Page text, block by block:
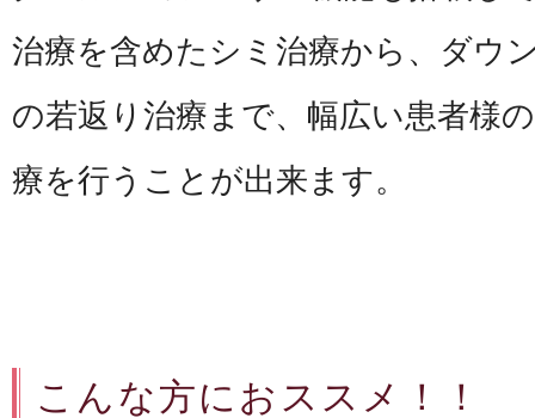
治療を含めたシミ治療から、ダウ
の若返り治療まで、幅広い患者様
療を行うことが出来ます。
こんな方におススメ！！